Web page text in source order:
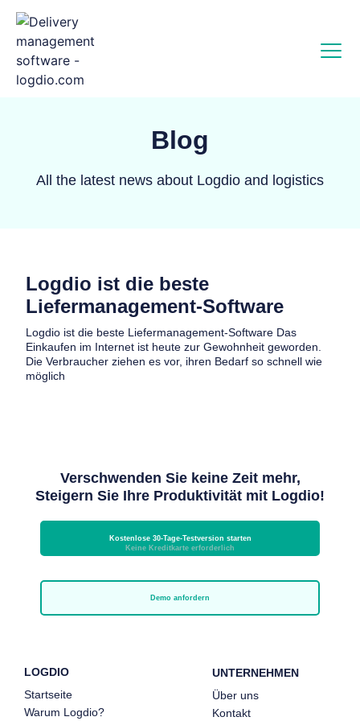
Blog
All the latest news about Logdio and logistics
Logdio ist die beste
Liefermanagement-Software
Logdio ist die beste Liefermanagement-Software Das
Einkaufen im Internet ist heute zur Gewohnheit geworden.
Die Verbraucher ziehen es vor, ihren Bedarf so schnell wie
möglich
Verschwenden Sie keine Zeit mehr,
Steigern Sie Ihre Produktivität mit Logdio!
Kostenlose 30-Tage-Testversion starten
Keine Kreditkarte erforderlich
Demo anfordern
LOGDIO
Startseite
Warum Logdio?
UNTERNEHMEN
Über uns
Kontakt